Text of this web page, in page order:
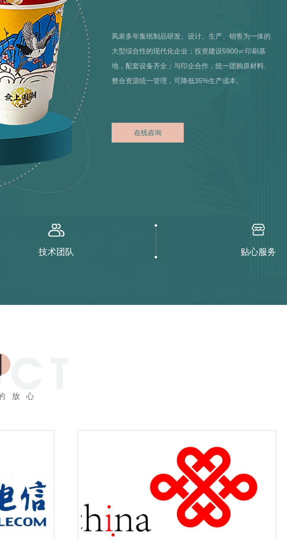
凤泉多年集纸制品研发、设计、生产、销售为一体的
大型综合性的现代化企业；投资建设5900㎡印刷基
地，配套设备齐全；与印企合作，统一团购原材料、
整合资源统一管理，可降低35%生产成本。
在线咨询
技术团队 贴心服务
放心